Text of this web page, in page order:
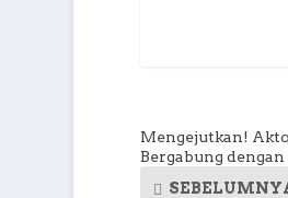
Mengejutkan!
Bergabung